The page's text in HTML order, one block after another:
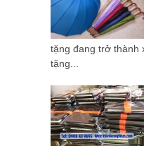
tặng đang trở thành
tặng...